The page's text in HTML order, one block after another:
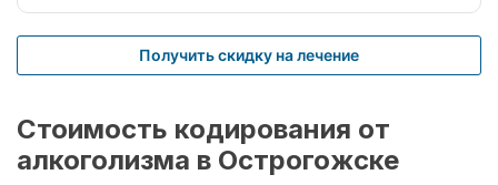
лечение. Врачом наркологом было подобрано
несколько начальных эффективных методик
для меня. Я завязал с приемом спиртных
конечно не обошлось.). На учете нигде не
состою. И вот срок кодировки уже прошел,
но я пить не хочу совсем. Я отказался от
Получить скидку на лечение
Стоимость кодирования от
алкоголизма в Острогожске